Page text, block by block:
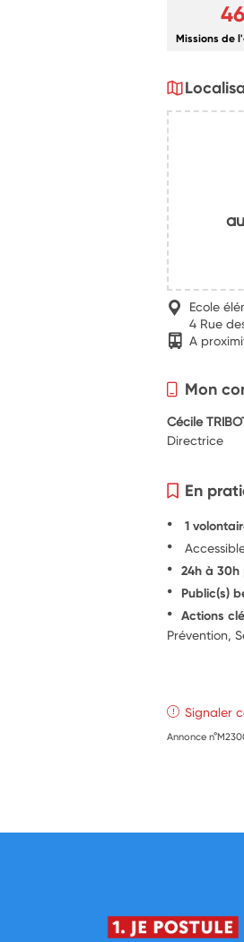
Missions de
Ecole
4 Rue
A
Mon
Cécile
Directrice
En
1
24h à 30h
Public(s)
Actions
Prévention,
Signaler
Annonce